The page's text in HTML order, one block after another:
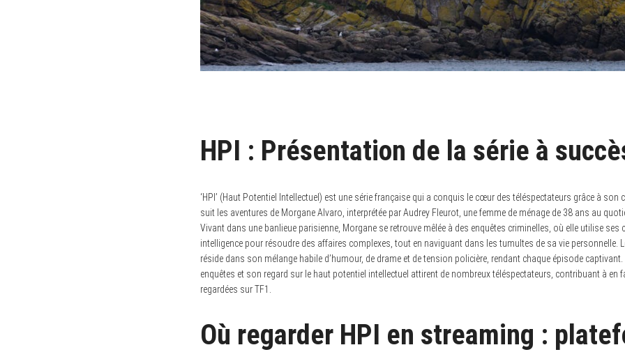
HPI : Présentation de la série à
‘HPI’ (Haut Potentiel Intellectuel) est une série française qui a conquis le cœur des téléspectateurs grâce à son
suit les aventures de Morgane Alvaro, interprétée par Audrey Fleurot, une femme de ménage de 38 ans au
Vivant dans une banlieue parisienne, Morgane se retrouve mêlée à des enquêtes criminelles, où elle utilise ses
intelligence pour résoudre des affaires complexes, tout en naviguant dans les tumultes de sa vie personnelle. Le
réside dans son mélange habile d’humour, de drame et de tension policière, rendant chaque épisode
enquêtes et son regard sur le haut potentiel intellectuel attirent de nombreux téléspectateurs, contribuant à en
regardées sur TF1.
Où regarder HPI en streaming :